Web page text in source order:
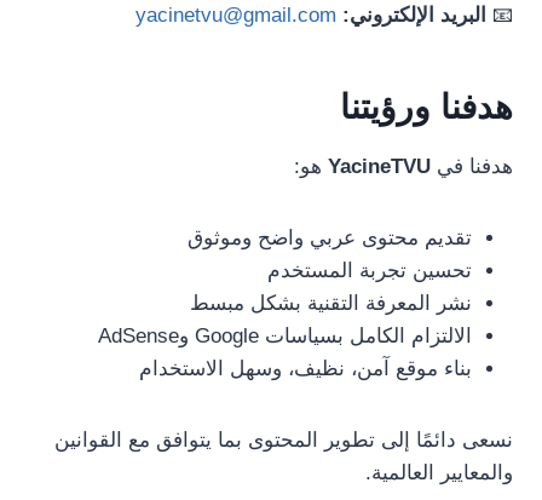
📧 البريد الإلكتروني: yacinetvu@gmail.com
هدفنا ورؤيتنا
هدفنا في YacineTVU هو:
تقديم محتوى عربي واضح وموثوق
تحسين تجربة المستخدم
نشر المعرفة التقنية بشكل مبسط
الالتزام الكامل بسياسات Google وAdSense
بناء موقع آمن، نظيف، وسهل الاستخدام
نسعى دائمًا إلى تطوير المحتوى بما يتوافق مع القوانين
والمعايير العالمية.